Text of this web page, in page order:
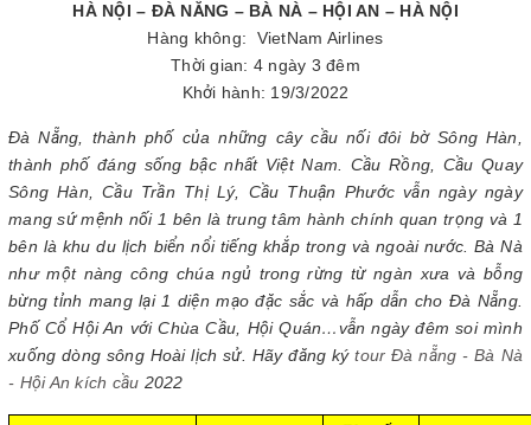
HÀ NỘI – ĐÀ NẴNG – BÀ NÀ – HỘI AN – HÀ NỘI
Hàng không: VietNam Airlines
Thời gian: 4 ngày 3 đêm
Khởi hành: 19/3/2022
Đà Nẵng, thành phố của những cây cầu nối đôi bờ Sông Hàn,
thành phố đáng sống bậc nhất Việt Nam. Cầu Rồng, Cầu Quay
Sông Hàn, Cầu Trần Thị Lý, Cầu Thuận Phước vẫn ngày ngày
mang sứ mệnh nối 1 bên là trung tâm hành chính quan trọng và 1
bên là khu du lịch biển nổi tiếng khắp trong và ngoài nước. Bà Nà
như một nàng công chúa ngủ trong rừng từ ngàn xưa và bỗng
bừng tỉnh mang lại 1 diện mạo đặc sắc và hấp dẫn cho Đà Nẵng.
Phố Cổ Hội An với Chùa Cầu, Hội Quán…vẫn ngày đêm soi mình
xuống dòng sông Hoài lịch sử. Hãy đăng kýtour Đà nẵng - Bà Nà
- Hội An kích cầu 2022